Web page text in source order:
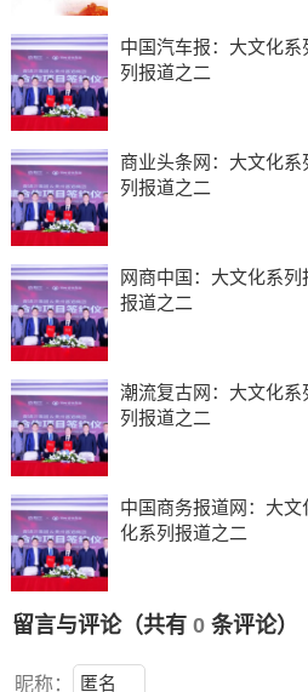
中国汽车报：大文化
列报道之二
商业头条网：大文化
列报道之二
网商中国：大文化系
报道之二
潮流复古网：大文化
列报道之二
中国商务报道网：大
化系列报道之二
留言与评论（共有 0条评论）
昵称：